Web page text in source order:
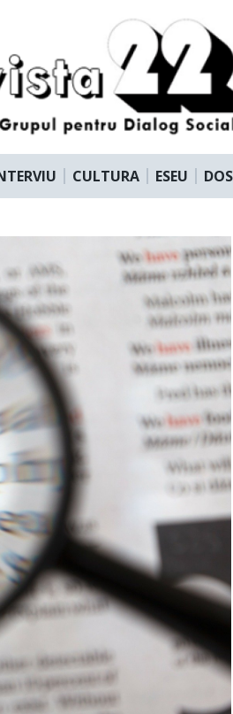
CULTURA ESEU